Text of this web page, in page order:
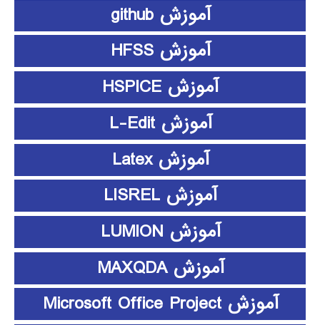
آموزش github
آموزش HFSS
آموزش HSPICE
آموزش L-Edit
آموزش Latex
آموزش LISREL
آموزش LUMION
آموزش MAXQDA
آموزش Microsoft Office Project